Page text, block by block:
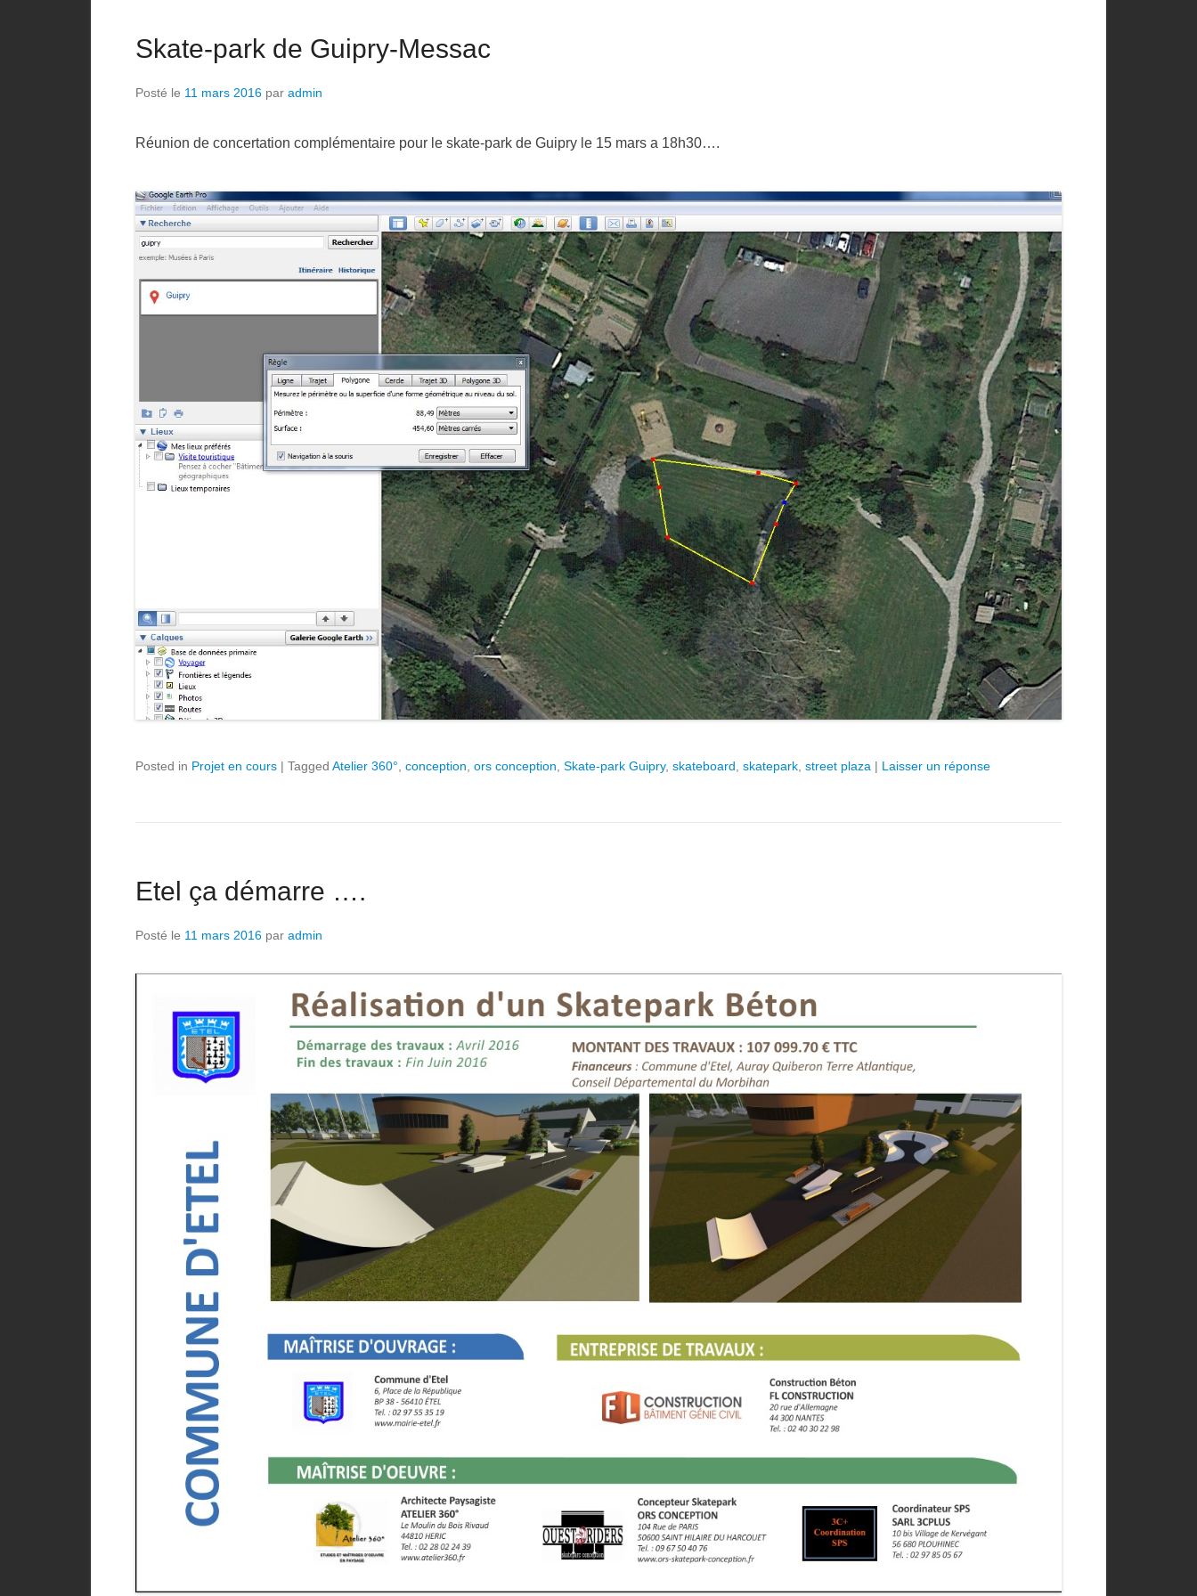
Skate-park de Guipry-Messac
Posté le 11 mars 2016 par admin
Réunion de concertation complémentaire pour le skate-park de Guipry le 15 mars a 18h30….
Posted in Projet en cours | Tagged Atelier 360° conception ors conception Skate-park Guipry, skateboard skatepark street plaza | Laisser un réponse
Etel ça démarre ….
Posté le 11 mars 2016 par admin